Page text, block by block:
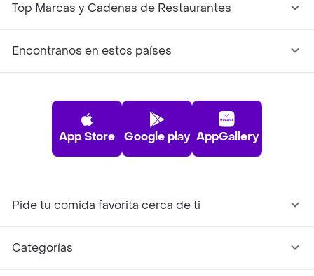
Top Marcas y Cadenas de Restaurantes
Encontranos en estos países
App Store Google play AppGallery
Pide tu comida favorita cerca de ti
Categorías